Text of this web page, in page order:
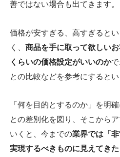
善ではない場合も出てきます。
価格が安すぎる、高すぎると
く、 商品を手に取って欲しい
くらいの価格設定がいいのか
との比較などを参考にするとい
「何を目的とするのか」を明
との差別化を図り、そこから
いくと、今までの業界では「非
実現するべきものに見えてき